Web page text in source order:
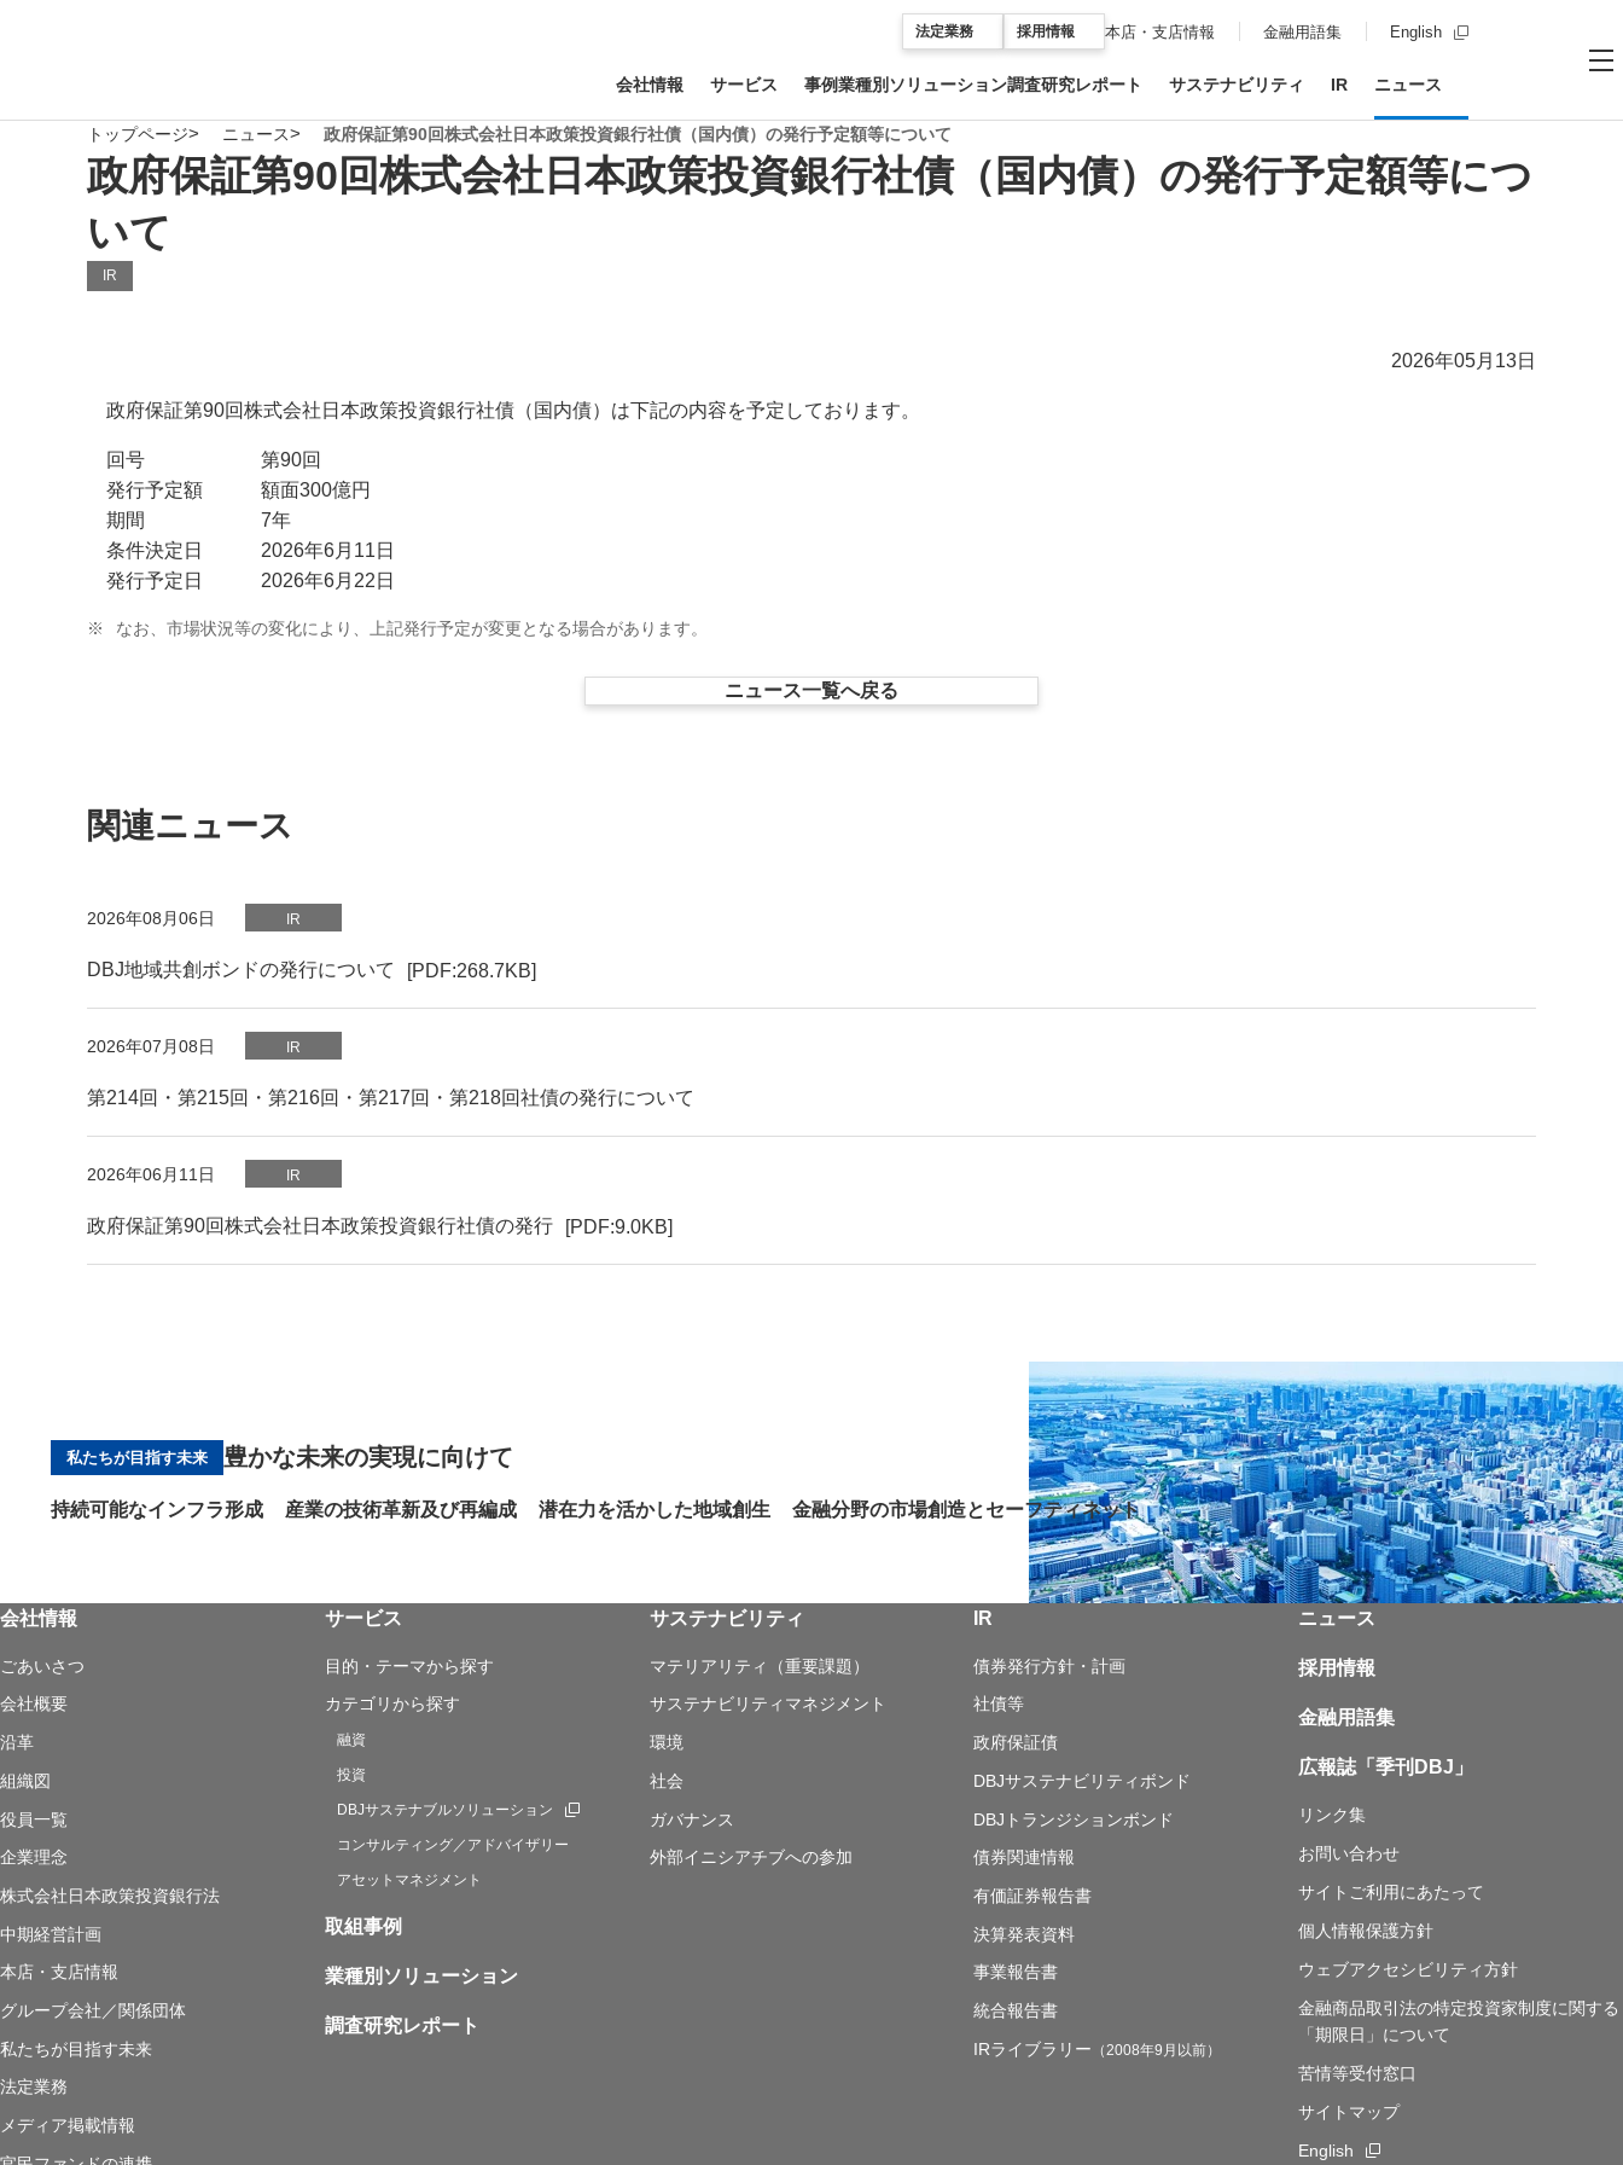
法定業務 採用情報 本店・支店情報 金融用語集 English 新規ウィンドウを開
会社情報 サービス 事例業種別ソリューション調査研究レポート サステナビリティ IR ニュース
トップページ ニュース 政府保証第90回株式会社日本政策投資銀行社債（国内債）の発行予定額等について
政府保証第90回株式会社日本政策投資銀行社債（国内債）の発行予定額等につ
いて
IR
2026年05月13日
政府保証第90回株式会社日本政策投資銀行社債（国内債）は下記の内容を予定しております。
回号 第90回
発行予定額 額面300億円
期間 7年
条件決定日 2026年6月11日
発行予定日 2026年6月22日
※ なお、市場状況等の変化により、上記発行予定が変更となる場合があります。
ニュース一覧へ戻る
関連ニュース
2026年08月06日 IR
DBJ地域共創ボンドの発行について [PDF:268.7KB]
PDFファイルが新規ウィンドウで開きます
2026年07月08日 IR
第214回・第215回・第216回・第217回・第218回社債の発行について
2026年06月11日 IR
政府保証第90回株式会社日本政策投資銀行社債の発行 [PDF:9.0KB]
PDFファイルが新規ウィンドウで開きます
私たちが目指す未来 豊かな未来の実現に向けて
持続可能なインフラ形成 産業の技術革新及び再編成 潜在力を活かした地域創生 金融分野の市場創造とセーフティネット
会社情報
ごあいさつ
会社概要
沿革
組織図
役員一覧
企業理念
株式会社日本政策投資銀行法
中期経営計画
本店・支店情報
グループ会社／関係団体
私たちが目指す未来
法定業務
メディア掲載情報
サービス
目的・テーマから探す
カテゴリから探す
融資
投資
DBJサステナブルソリューション新規ウィンドウを開きます
コンサルティング／アドバイザリー
アセットマネジメント
取組事例
業種別ソリューション
調査研究レポート
サステナビリティ
マテリアリティ（重要課題）
サステナビリティマネジメント
環境
社会
ガバナンス
外部イニシアチブへの参加
IR
債券発行方針・計画
社債等
政府保証債
DBJサステナビリティボンド
DBJトランジションボンド
債券関連情報
有価証券報告書
決算発表資料
事業報告書
統合報告書
IRライブラリー （2008年9月以前）
ニュース
採用情報
金融用語集
広報誌「季刊DBJ」
リンク集
お問い合わせ
サイトご利用にあたって
個人情報保護方針
ウェブアクセシビリティ方針
金融商品取引法の特定投資家制度に関する
「期限日」について
苦情等受付窓口
サイトマップ
English 新規ウィンドウを開きます